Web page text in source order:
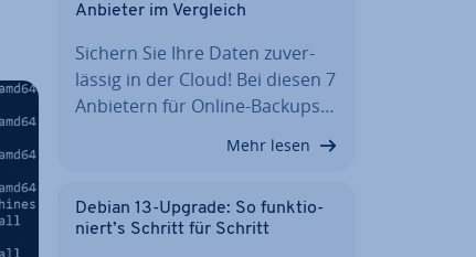
Anbieter im Vergleich
Sichern Sie Ihre Daten zu­ver­
läs­sig in der Cloud! Bei diesen 7
Anbietern für Online-Backups…
Mehr lesen
Debian 13-Upgrade: So funk­tio­
niert’s Schritt für Schritt